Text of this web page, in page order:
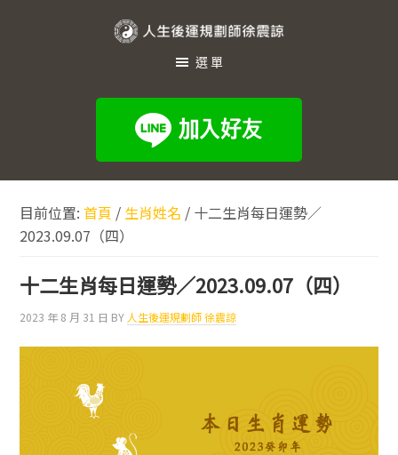
規
師
徐
震
諒
選單
目前位置:首頁 / 生肖姓名 / 十二生肖每日運勢／
2023.09.07（四）
十二生肖每日運勢／2023.09.07（四）
2023 年 8 月 31 日 BY 人生後運規劃師 徐震諒